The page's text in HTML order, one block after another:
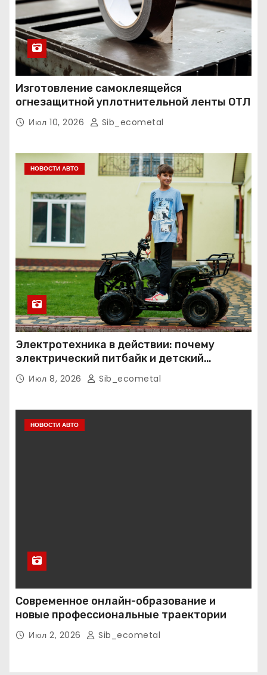
Изготовление самоклеящейся
огнезащитной уплотнительной ленты ОТЛ
Июл 10, 2026 Sib_ecometal
НОВОСТИ АВТО
Электротехника в действии: почему
электрический питбайк и детский
квадроцикл — это больше, чем игрушки
Июл 8, 2026 Sib_ecometal
НОВОСТИ АВТО
Современное онлайн-образование и
новые профессиональные траектории
Июл 2, 2026 Sib_ecometal